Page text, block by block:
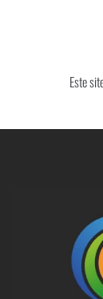
Este